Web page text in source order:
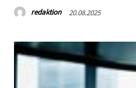
redaktion 20.08.2025